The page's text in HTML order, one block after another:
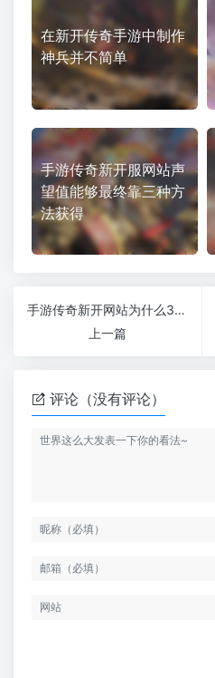
在新开传奇手游中制作
神兵并不简单
手游传奇新开服网站声
望值能够最终靠三种方
法获得
手游传奇新开网站为什么35级是玩家分水岭
上一篇
评论（没有评论）